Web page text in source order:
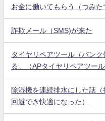
お金に働いてもらう（つみ
詐欺メール（SMS)が来た
タイヤリペアツール（パン
る。（APタイヤリペアツー
除湿機を連続排水にした話
回避でき快適になった）